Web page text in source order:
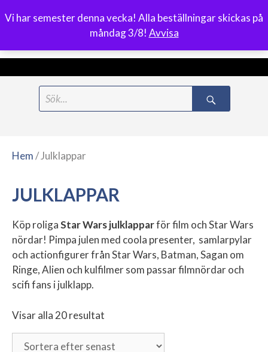
Vi har semester denna vecka! Alla beställningar skickas på
måndag 3/8! Avvisa
0
Meny
Hem/ Julklappar
JULKLAPPAR
Köp roligaStar Wars julklapparför film och Star Wars
nördar! Pimpa julen med coola presenter, samlarpylar
och actionfigurer från Star Wars, Batman, Sagan om
Ringe, Alien och kulfilmer som passar filmnördar och
scifi fans i julklapp.
Visar alla 20 resultat
efter